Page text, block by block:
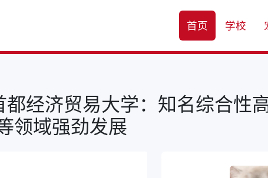
首页 学校
经济贸易大学：知名综合性高
领域强劲发展